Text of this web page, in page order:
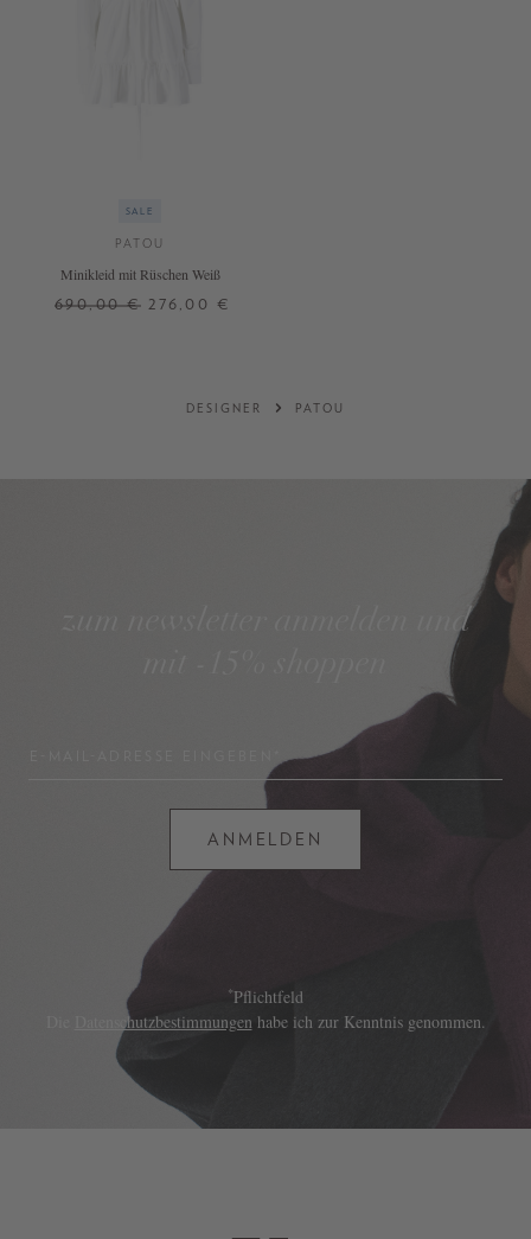
SALE
PATOU
Minikleid mit Rüschen Weiß
690,00 € 276,00 €
DESIGNER PATOU
zum newsletter anmelden und
ANMELDEN
*Pflichtfeld
Datenschutzbestimmungen habe ich zur Kenntnis genommen.